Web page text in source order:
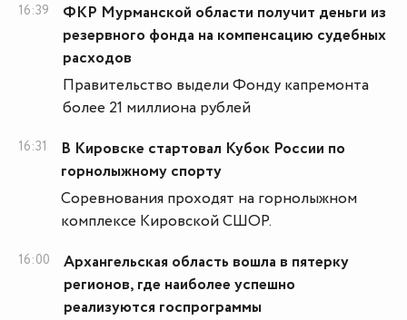
16:39
ФКР Мурманской области получит деньги из
резервного фонда на компенсацию судебных
расходов
Правительство выдели Фонду капремонта
более 21 миллиона рублей
16:31
В Кировске стартовал Кубок России по
горнолыжному спорту
Соревнования проходят на горнолыжном
комплексе Кировской СШОР.
16:00
Архангельская область вошла в пятерку
регионов, где наиболее успешно
реализуются госпрограммы